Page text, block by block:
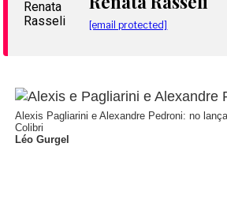
[email protected]
Alexis Pagliarini e Alexandre Pedroni: no
Colibri
Léo Gurgel